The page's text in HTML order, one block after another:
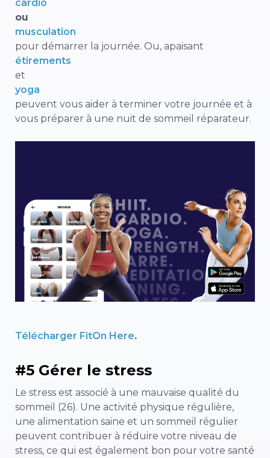
cardio
ou
musculation
pour démarrer la journée. Ou, apaisant
étirements
et
yoga
peuvent vous aider à terminer votre journée et à
vous préparer à une nuit de sommeil réparateur.
Télécharger FitOn Here.
#5 Gérer le stress
Le stress est associé à une mauvaise qualité du
sommeil (26). Une activité physique régulière,
une alimentation saine et un sommeil régulier
peuvent contribuer à réduire votre niveau de
stress, ce qui est également bon pour votre santé